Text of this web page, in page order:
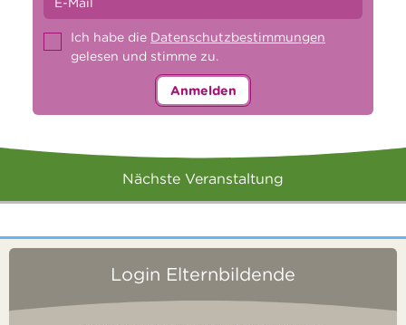
Ich habe die Datenschutzbestimmungen
gelesen und stimme zu.
Anmelden
Nächste Veranstaltung
Login Elternbildende